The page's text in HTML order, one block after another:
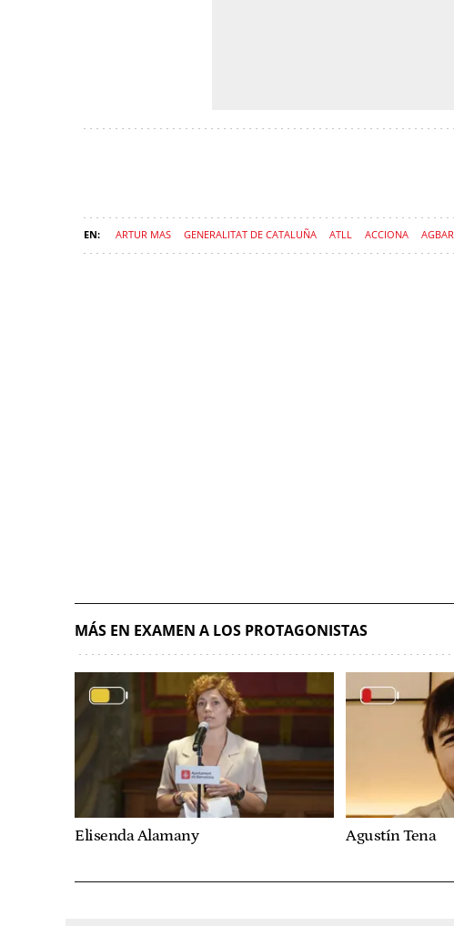
ARTUR MAS GENERALITAT DE CATALUÑA ATLL ACCIONA AGBAR
MÁS EN EXAMEN A LOS PROTAGONISTAS
Elisenda Alamany Agustín Tena